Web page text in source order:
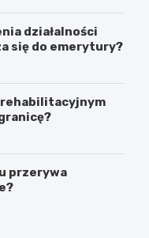
działalności
się do emerytury?
rehabilitacyjnym
przerywa